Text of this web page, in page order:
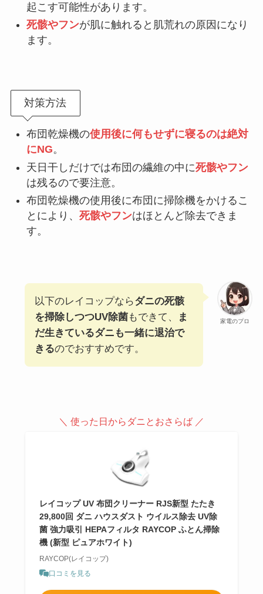
起こす可能性があります。
死骸やフンが肌に触れると肌荒れの原因になり
ます。
対策方法
布団乾燥機の使用後に何もせずに寝るのは絶対
にNG。
天日干しだけでは布団の繊維の中に死骸やフン
は残るので要注意。
布団乾燥機の使用後に布団に掃除機をかけるこ
とにより、 死骸やフンはほとんど除去できま
す。
家電のプロ
以下のレイコップならダニの死骸
を掃除しつつUV除菌もできて、
ま
だ生きているダニも一緒に退治で
きるのでおすすめです。
＼ 使った日からダニとおさらば ／
レイコップ UV 布団クリーナー RJS新型 たたき
29,800回 ダニ ハウスダスト ウイルス除去 UV除
菌 強力吸引 HEPAフィルタ RAYCOP ふとん掃除
機 (新型 ピュアホワイト)
RAYCOP(レイコップ)
口コミを見る